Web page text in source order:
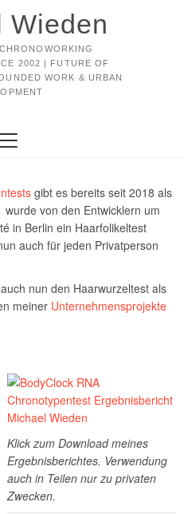
Wieden
2002 | FUTURE OF
WORK & URBAN
gibt es bereits seit 2018 als
von den Entwicklern um
in Berlin ein Haarfolikeltest
auch für jeden Privatperson
nun den Haarwurzeltest als
meiner Unternehmensprojekte
Klick zum Download meines
Ergebnisberichtes. Verwendung
auch in Teilen nur zu privaten
Zwecken.